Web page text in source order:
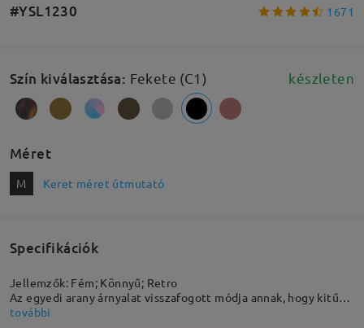
#YSL1230 1671
Szín kiválasztása: Fekete (C1) készleten
Méret
M Keret méret útmutató
Specifikációk
Jellemzők: Fém; Könnyű; Retro
Az egyedi arany árnyalat visszafogott módja annak, hogy kitűnj
a tömegből. Tűnj fel ezzel a retro stílusú, kerek fémkerettel,
további